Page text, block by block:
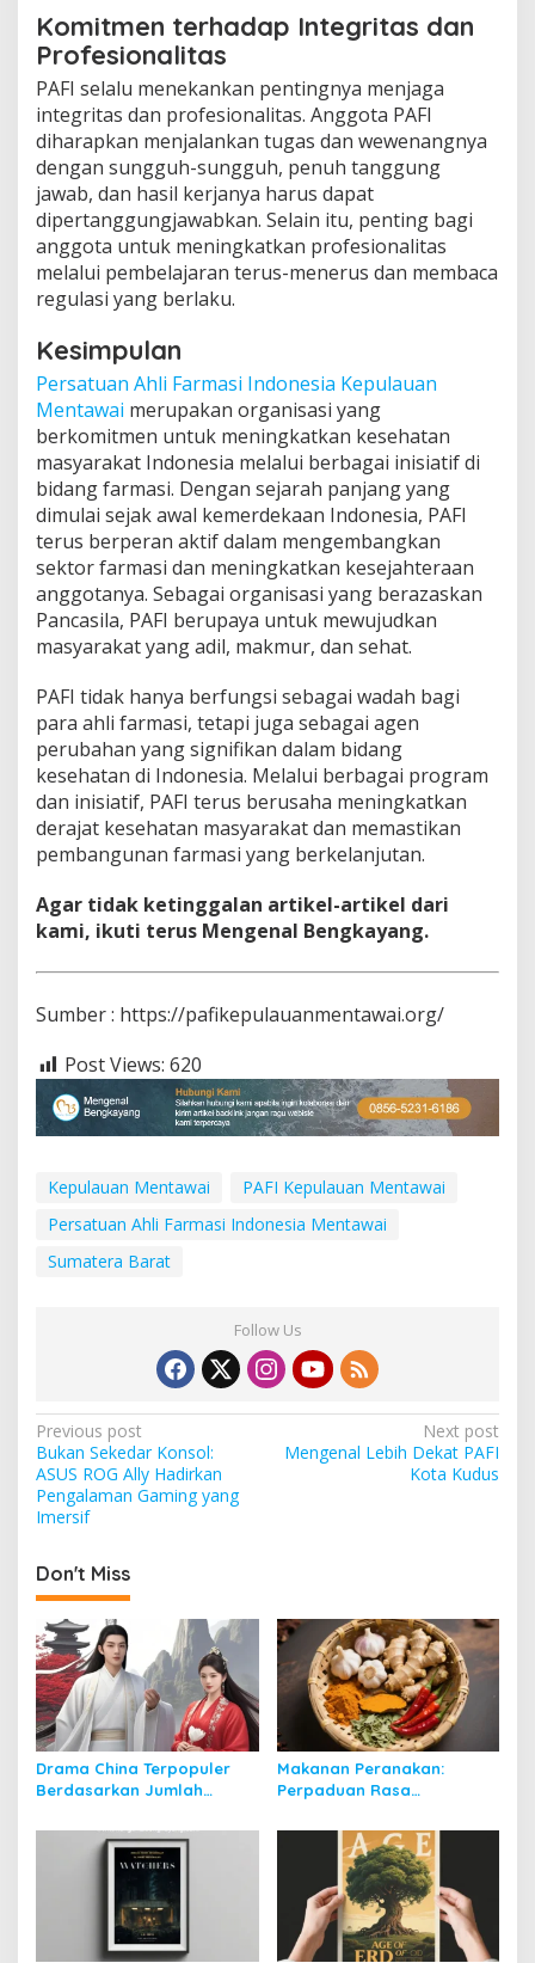
Komitmen terhadap Integritas dan
Profesionalitas
PAFI selalu menekankan pentingnya menjaga
integritas dan profesionalitas. Anggota PAFI
diharapkan menjalankan tugas dan wewenangnya
dengan sungguh-sungguh, penuh tanggung
jawab, dan hasil kerjanya harus dapat
dipertanggungjawabkan. Selain itu, penting bagi
anggota untuk meningkatkan profesionalitas
melalui pembelajaran terus-menerus dan membaca
regulasi yang berlaku.
Kesimpulan
Persatuan Ahli Farmasi Indonesia Kepulauan
Mentawai merupakan organisasi yang
berkomitmen untuk meningkatkan kesehatan
masyarakat Indonesia melalui berbagai inisiatif di
bidang farmasi. Dengan sejarah panjang yang
dimulai sejak awal kemerdekaan Indonesia, PAFI
terus berperan aktif dalam mengembangkan
sektor farmasi dan meningkatkan kesejahteraan
anggotanya. Sebagai organisasi yang berazaskan
Pancasila, PAFI berupaya untuk mewujudkan
masyarakat yang adil, makmur, dan sehat.
PAFI tidak hanya berfungsi sebagai wadah bagi
para ahli farmasi, tetapi juga sebagai agen
perubahan yang signifikan dalam bidang
kesehatan di Indonesia. Melalui berbagai program
dan inisiatif, PAFI terus berusaha meningkatkan
derajat kesehatan masyarakat dan memastikan
pembangunan farmasi yang berkelanjutan.
Agar tidak ketinggalan artikel-artikel dari
kami, ikuti terus Mengenal Bengkayang.
Sumber : https://pafikepulauanmentawai.org/
Post Views: 620
Kepulauan Mentawai
PAFI Kepulauan Mentawai
Persatuan Ahli Farmasi Indonesia Mentawai
Sumatera Barat
Follow Us
P
o
s
t
n
a
v
i
g
a
t
i
o
Previous post
Bukan Sekedar Konsol:
ASUS ROG Ally Hadirkan
Pengalaman Gaming yang
Imersif
Next post
Mengenal Lebih Dekat PAFI
Kota Kudus
Don't Miss
Drama China Terpopuler
Berdasarkan Jumlah
Makanan Peranakan:
Perpaduan Rasa
Tionghoa